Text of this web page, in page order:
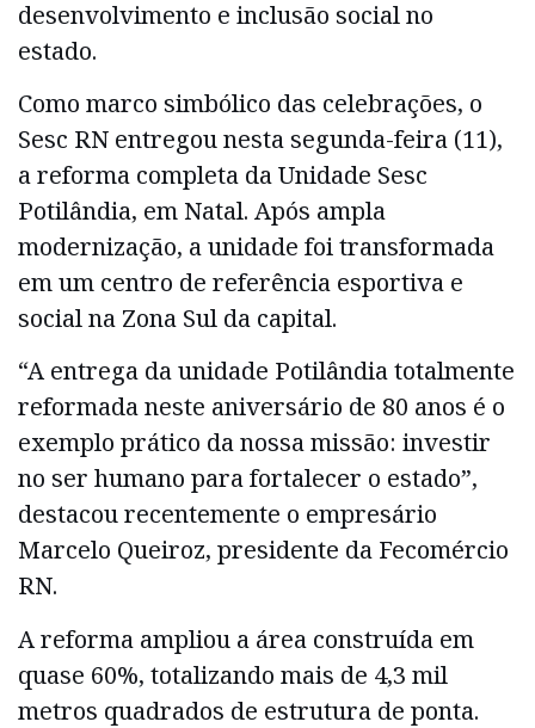
desenvolvimento e inclusão social no
estado.
Como marco simbólico das celebrações, o
Sesc RN entregou nesta segunda-feira (11),
a reforma completa da Unidade Sesc
Potilândia, em Natal. Após ampla
modernização, a unidade foi transformada
em um centro de referência esportiva e
social na Zona Sul da capital.
“A entrega da unidade Potilândia totalmente
reformada neste aniversário de 80 anos é o
exemplo prático da nossa missão: investir
no ser humano para fortalecer o estado”,
destacou recentemente o empresário
Marcelo Queiroz, presidente da Fecomércio
RN.
A reforma ampliou a área construída em
quase 60%, totalizando mais de 4,3 mil
metros quadrados de estrutura de ponta.